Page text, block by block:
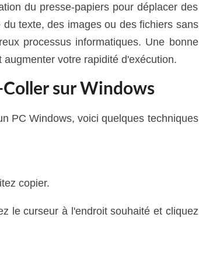
du presse-papiers pour déplacer des
texte, des images ou des fichiers sans
processus informatiques. Une bonne
votre rapidité d'exécution.
sur Windows
PC Windows, voici quelques techniques
copier.
le curseur à l'endroit souhaité et cliquez